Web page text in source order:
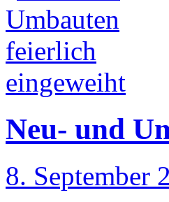
Neu- und
8. September